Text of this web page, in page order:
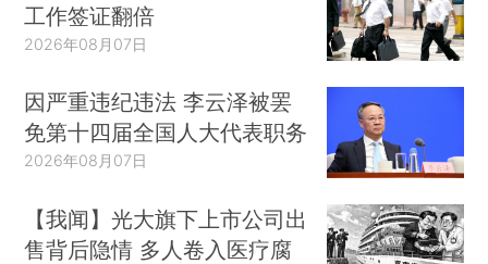
工作签证翻倍
2026年08月07日
因严重违纪违法 李云泽被罢
免第十四届全国人大代表职务
2026年08月07日
【我闻】光大旗下上市公司出
售背后隐情 多人卷入医疗腐